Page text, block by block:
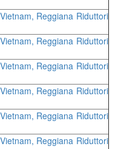
Reggiana Riduttori
Reggiana Riduttori
Reggiana Riduttori
Reggiana Riduttori
Reggiana Riduttori
Reggiana Riduttori